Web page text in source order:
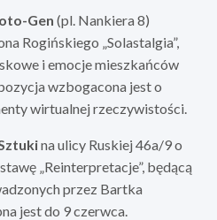
Gen (pl. Nankiera 8)
Rogińskiego „Solastalgia”,
i emocje mieszkańców
wzbogacona jest o
wirtualnej rzeczywistości.
na ulicy Ruskiej 46a/9 o
„Reinterpretacje”, będącą
przez Bartka
jest do 9 czerwca.